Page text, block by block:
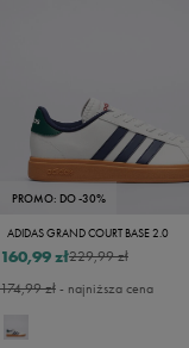
PROMO: DO -30%
ADIDAS GRAND COURT BASE 2.0
229,99 zł
160,99 zł
174,99 zł- najniższa cena